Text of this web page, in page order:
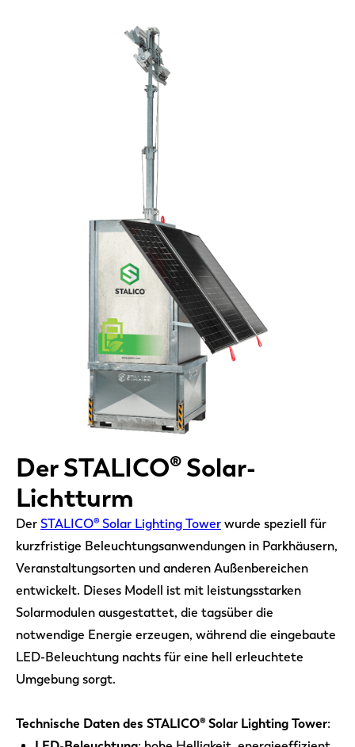
Der STALICO® Solar-
Lichtturm
Der STALICO® Solar Lighting Tower wurde speziell für
kurzfristige Beleuchtungsanwendungen in Parkhäusern,
Veranstaltungsorten und anderen Außenbereichen
entwickelt. Dieses Modell ist mit leistungsstarken
Solarmodulen ausgestattet, die tagsüber die
notwendige Energie erzeugen, während die eingebaute
LED-Beleuchtung nachts für eine hell erleuchtete
Umgebung sorgt.
Technische Daten des STALICO® Solar Lighting Tower: